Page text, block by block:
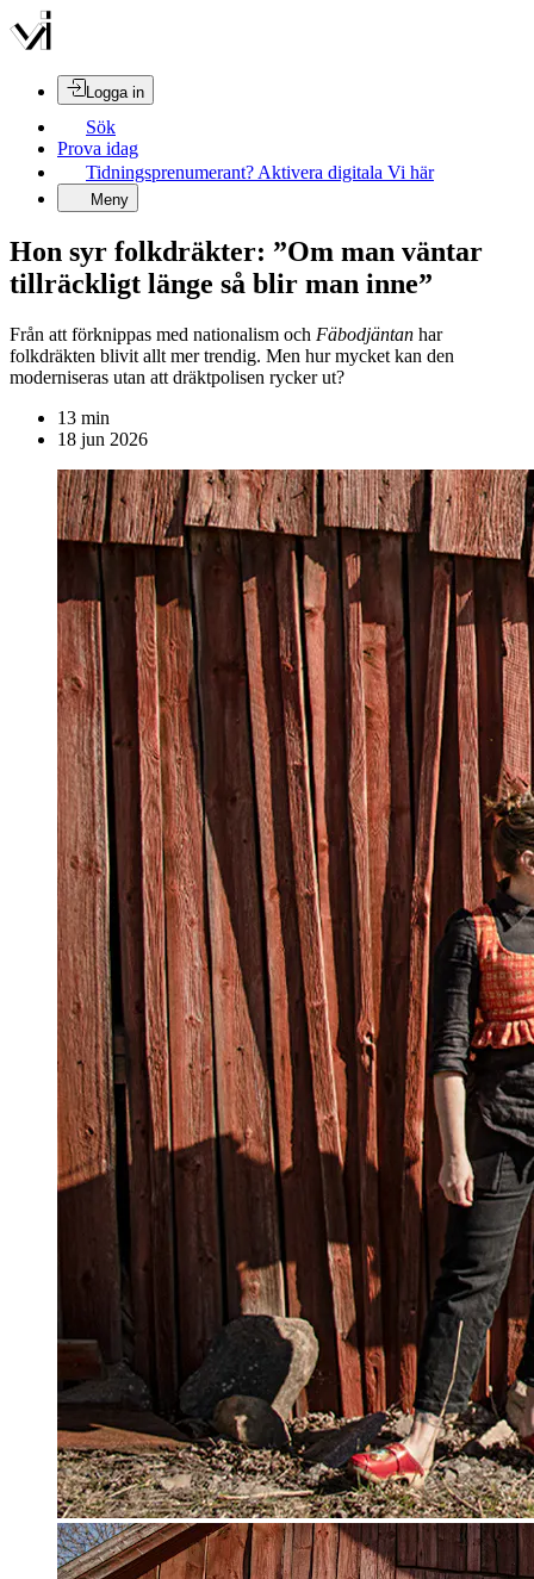
Logga in
Sök
Prova idag
Tidningsprenumerant? Aktivera digitala Vi här
Meny
Hon syr folkdräkter: ”Om man väntar
tillräckligt länge så blir man inne”
Från att förknippas med nationalism och Fäbodjäntan har
folkdräkten blivit allt mer trendig. Men hur mycket kan den
moderniseras utan att dräktpolisen rycker ut?
13 min
18 jun 2026